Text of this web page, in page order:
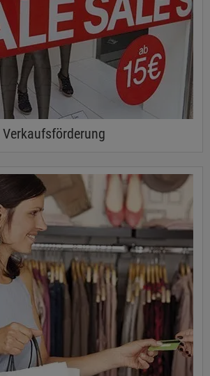
Verkaufsförderung